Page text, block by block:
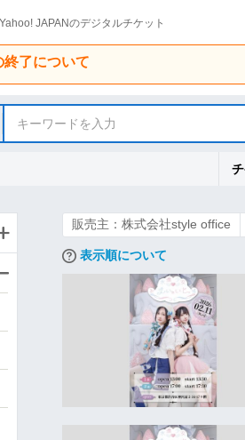
JAPANのデジタルチケット
終了について
キーワードを入力
販売主：株式会社style office
表示順について